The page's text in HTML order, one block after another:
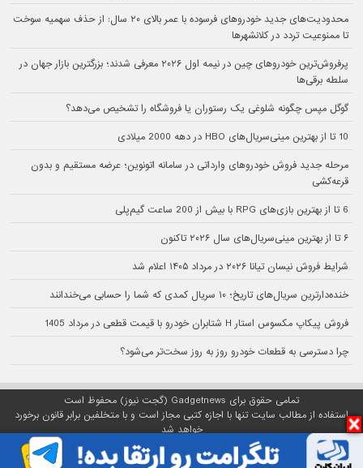
محدودیت‌های جدید خودروهای فرسوده با عمر بالای ۲۰ سال: از حذف سهمیه سوخت
تا ممنوعیت تردد در کلانشهرها
پرفروش‌ترین خودروهای چین در نیمه اول ۲۰۲۶ معرفی شدند؛ بزرگترین بازار جهان در
سلطه برقی‌ها
گوگل مپس چگونه شلوغی یک رستوران یا فروشگاه را تشخیص می‌دهد؟
10 تا از بهترین مینی‌سریال‌های HBO در دهه 2000 میلادی
مرحله جدید فروش خودروهای وارداتی در سامانه اتونوین؛ عرضه مستقیم و بدون
قرعه‌کشی
6 تا از بهترین بازی‌های RPG با بیش از 200 ساعت گیم‌پلی
۶ تا از بهترین مینی‌سریال‌های سال ۲۰۲۶ تاکنون
شرایط فروش نیسان تیانا ۲۰۲۶ در مرداد ۱۴۰۵ اعلام شد
خنده‌دارترین سریال‌های تاریخ؛ ۱۰ سریال کمدی که شما را حسابی می‌خندانند
فروش پیکاپ مکسوس استار H شتابران خودرو با قیمت قطعی در مرداد 1405
چرا دسترسی به قطعات خودرو روز به روز سخت‌تر می‌شود؟
تمامی حقوق برای Gadgetnews (گجت نیوز) محفوظ است
استفاده از مطالب سایت تنها با اجازه کتبی مجاز است و با متخلفین برابر قانون برخورد
خواهد شد
پلتفرم گجت نیوز روی
سرور اختصاصیمبین هاست میزبانی می‌شود